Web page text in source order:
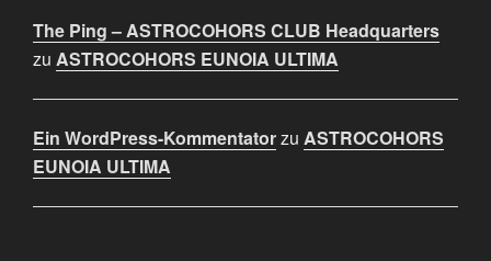
The Ping – ASTROCOHORS CLUB Headquarters
zu ASTROCOHORS EUNOIA ULTIMA
Ein WordPress-Kommentatorzu ASTROCOHORS
EUNOIA ULTIMA